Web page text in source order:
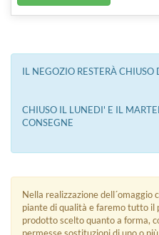
IL NEGOZIO RESTERÀ
CHIUSO IL LUNEDI' E IL
CONSEGNE
Nella realizzazione
piante di qualità e faremo tutto il
prodotto scelto quanto a forma,
permesse sostituzioni di uno o